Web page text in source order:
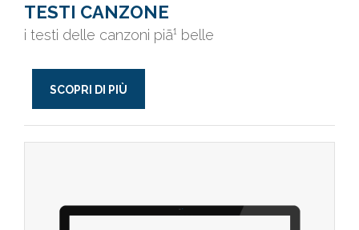
TESTI CANZONE
i testi delle canzoni piã¹ belle
SCOPRI DI PIÙ